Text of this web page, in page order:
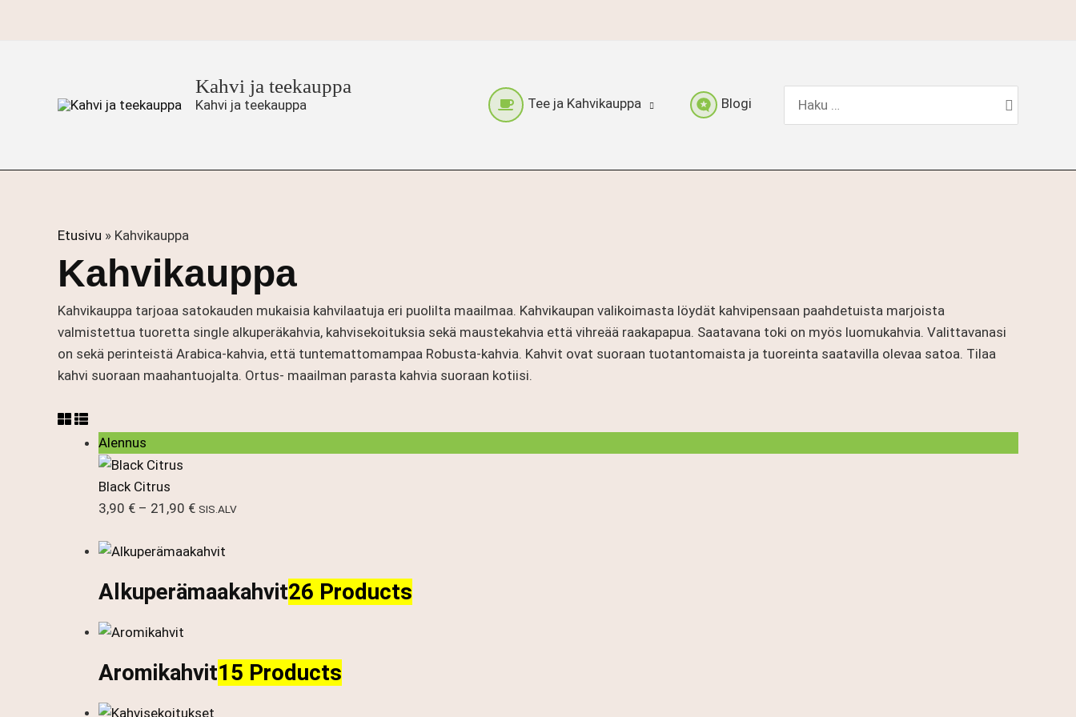
Kahvi ja teekauppa
Kahvi ja teekauppa Tee ja Kahvikauppa Blogi
Etusivu » Kahvikauppa
Kahvikauppa
Kahvikauppa tarjoaa satokauden mukaisia kahvilaatuja eri puolilta maailmaa. Kahvikaupan valikoimasta löydät kahvipensaan paahdetuista marjoista
valmistettua tuoretta single alkuperäkahvia, kahvisekoituksia sekä maustekahvia että vihreää raakapapua. Saatavana toki on myös luomukahvia. Valittavanasi
on sekä perinteistä Arabica-kahvia, että tuntemattomampaa Robusta-kahvia. Kahvit ovat suoraan tuotantomaista ja tuoreinta saatavilla olevaa satoa. Tilaa
kahvi suoraan maahantuojalta. Ortus- maailman parasta kahvia suoraan kotiisi.
Alennus
alennuksessa
Black Citrus
3,90 € – 21,90 €Hintaluokka:
-
SIS.ALV
Alkuperämaakahvit26 Products
Aromikahvit15 Products